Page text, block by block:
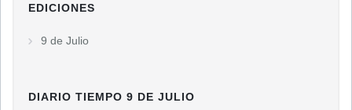
EDICIONES
9 de Julio
DIARIO TIEMPO 9 DE JULIO